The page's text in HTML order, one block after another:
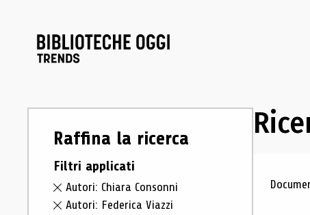
Raffina la ricerca
Filtri applicati
Autori: Chiara Consonni
Autori: Federica Viazzi